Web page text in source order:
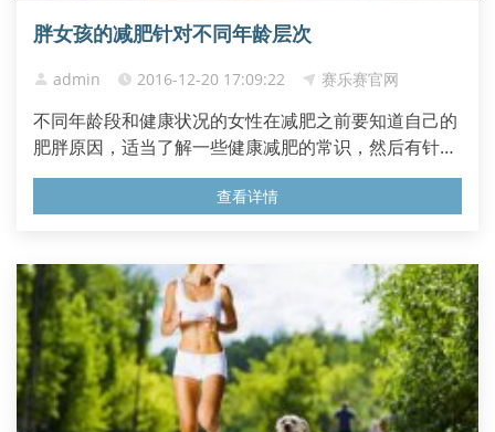
胖女孩的减肥针对不同年龄层次
admin 2016-12-20 17:09:22 赛乐赛官网
不同年龄段和健康状况的女性在减肥之前要知道自己的
肥胖原因，适当了解一些健康减肥的常识，然后有针对
性地进行减肥，这样才能健康而有效地减肥。 运动减肥
期间称的体重以哪个时间为准：人体在早晨起来空腹时
那么遵循什么时间...
查看详情